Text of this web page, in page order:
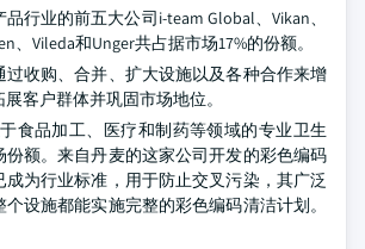
行业的前五大公司i-team Global、Vikan、
、Vileda和Unger共占据市场17%的份额。
过收购、合并、扩大设施以及各种合作来增
客户群体并巩固市场地位。
食品加工、医疗和制药等领域的专业卫生
份额。来自丹麦的这家公司开发的彩色编码
成为行业标准，用于防止交叉污染，其广泛
设施都能实施完整的彩色编码清洁计划。